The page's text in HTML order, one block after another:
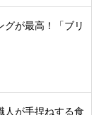
グが最高！「ブリ
人が手捏ねする食